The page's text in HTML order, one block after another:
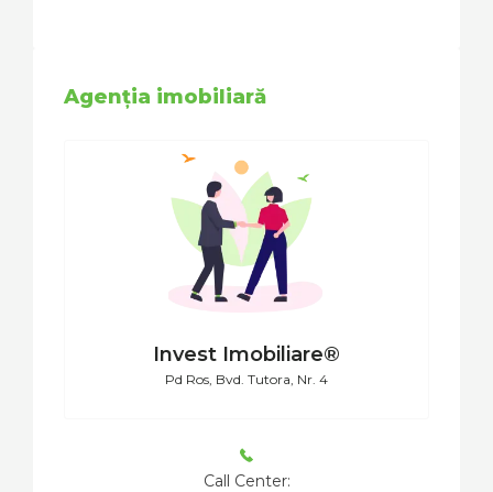
Agenția imobiliară
Invest Imobiliare®
Pd Ros, Bvd. Tutora, Nr. 4
Call Center: